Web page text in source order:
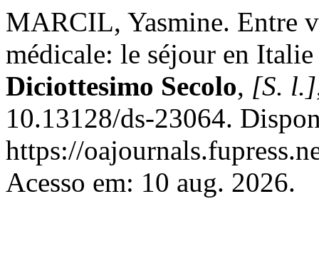
MARCIL, Yasmine. Entre
médicale: le séjour en
Diciottesimo Secolo, [S. l.]
10.13128/ds-23064.
https://
Acesso em: 10 aug. 2026.